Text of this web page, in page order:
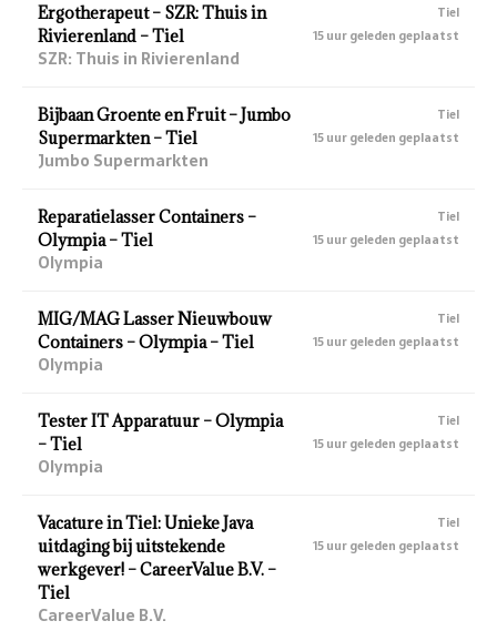
Ergotherapeut – SZR: Thuis in
Rivierenland – Tiel
SZR: Thuis in Rivierenland
Tiel
15 uur geleden geplaatst
Bijbaan Groente en Fruit – Jumbo
Supermarkten – Tiel
Jumbo Supermarkten
Tiel
15 uur geleden geplaatst
Reparatielasser Containers –
Olympia – Tiel
Olympia
Tiel
15 uur geleden geplaatst
MIG/MAG Lasser Nieuwbouw
Containers – Olympia – Tiel
Olympia
Tiel
15 uur geleden geplaatst
Tester IT Apparatuur – Olympia
– Tiel
Olympia
Tiel
15 uur geleden geplaatst
Vacature in Tiel: Unieke Java
uitdaging bij uitstekende
werkgever! – CareerValue B.V. –
Tiel
CareerValue B.V.
Tiel
15 uur geleden geplaatst